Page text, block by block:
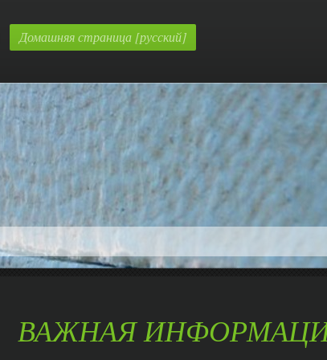
Домашняя страница [русский]
ВАЖНАЯ